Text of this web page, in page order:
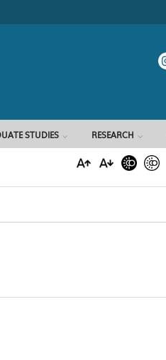
Search form
STUDIES RESEARCH